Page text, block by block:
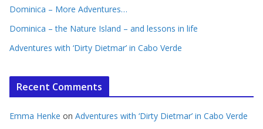
Dominica – More Adventures…
Dominica – the Nature Island – and lessons in life
Adventures with ‘Dirty Dietmar’ in Cabo Verde
Recent Comments
Emma Henke on Adventures with ‘Dirty Dietmar’ in Cabo Verde